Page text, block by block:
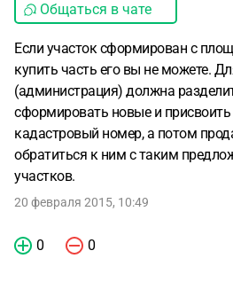
Общаться в чате
Если участок сформирован с
купить часть его вы не можете.
(администрация) должна
сформировать новые и
кадастровый номер, а потом
обратиться к ним с таким
участков.
20 февраля 2015, 10:49
0 0